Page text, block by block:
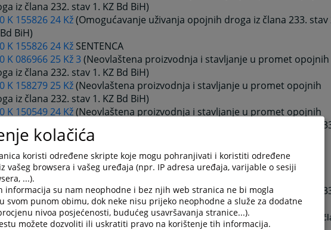
iz člana 232. stav 1. KZ Bd BiH)
K 155826 24 Kž(Omogućavanje uživanja opojnih droga iz člana 233. stav
BiH)
K 155826 24 Kž SENTENCA
K 086966 25 Kž 3(Neovlaštena proizvodnja i stavljanje u promet opojnih
iz člana 232. stav 1. KZ Bd BiH)
K 158279 25 Kž(Neovlaštena proizvodnja i stavljanje u promet opojnih
iz člana 232. stav 1. KZ Bd BiH)
K 150549 24 Kž(Neovlaštena proizvodnja i stavljanje u promet opojnih
iz člana 232. stav 1. i Omogućavanje uživanja opojnih droga iz člana
1. KZ Bd BiH)
K 158280 25 Kž(Neovlaštena proizvodnja i stavljanje u promet opojnih
iz člana 232. stav 1. KZ Bd BiH)
K 147450 25 Kž
iz člana 232. stav 1. i Omogućavanje uživanja opojnih droga iz člana
2. KZ Bd BiH)
K 158761 25 Kž(Neovlaštena proizvodnja i stavljanje u promet opojnih droga iz
kolačića
koristi određene skripte koje mogu pohranjivati i koristiti određene
vašeg browsera i vašeg uređaja (npr. IP adresa uređaja, varijable o sesiji
...).
informacija su nam neophodne i bez njih web stranica ne bi mogla
svom punom obimu, dok neke nisu prijeko neophodne a služe za dodatne
nivoa posjećenosti, budućeg usavršavanja stranice...).
možete dozvoliti ili uskratiti pravo na korištenje tih informacija.